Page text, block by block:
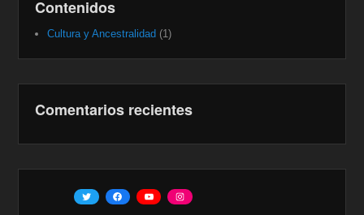
Contenidos
Cultura y Ancestralidad (1)
Comentarios recientes